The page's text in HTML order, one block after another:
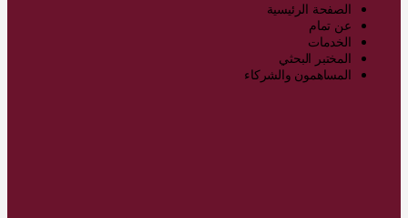
الصفحة الرئيسية
عن تمام
الخدمات
المختبر البحثي
المساهمون والشركاء